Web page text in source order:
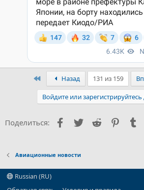
ПервыйНазад 131 из 159
Войдите или зарегистрируйтесь
Поделиться: Facebook
Twitter Reddit
Авиационные новости
Russian (RU)